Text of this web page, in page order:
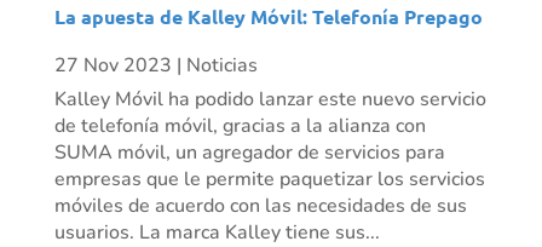
La apuesta de Kalley Móvil: Telefonía Prepago
27 Nov 2023 | Noticias
Kalley Móvil ha podido lanzar este nuevo servicio
de telefonía móvil, gracias a la alianza con
SUMA móvil, un agregador de servicios para
empresas que le permite paquetizar los servicios
móviles de acuerdo con las necesidades de sus
usuarios. La marca Kalley tiene sus...